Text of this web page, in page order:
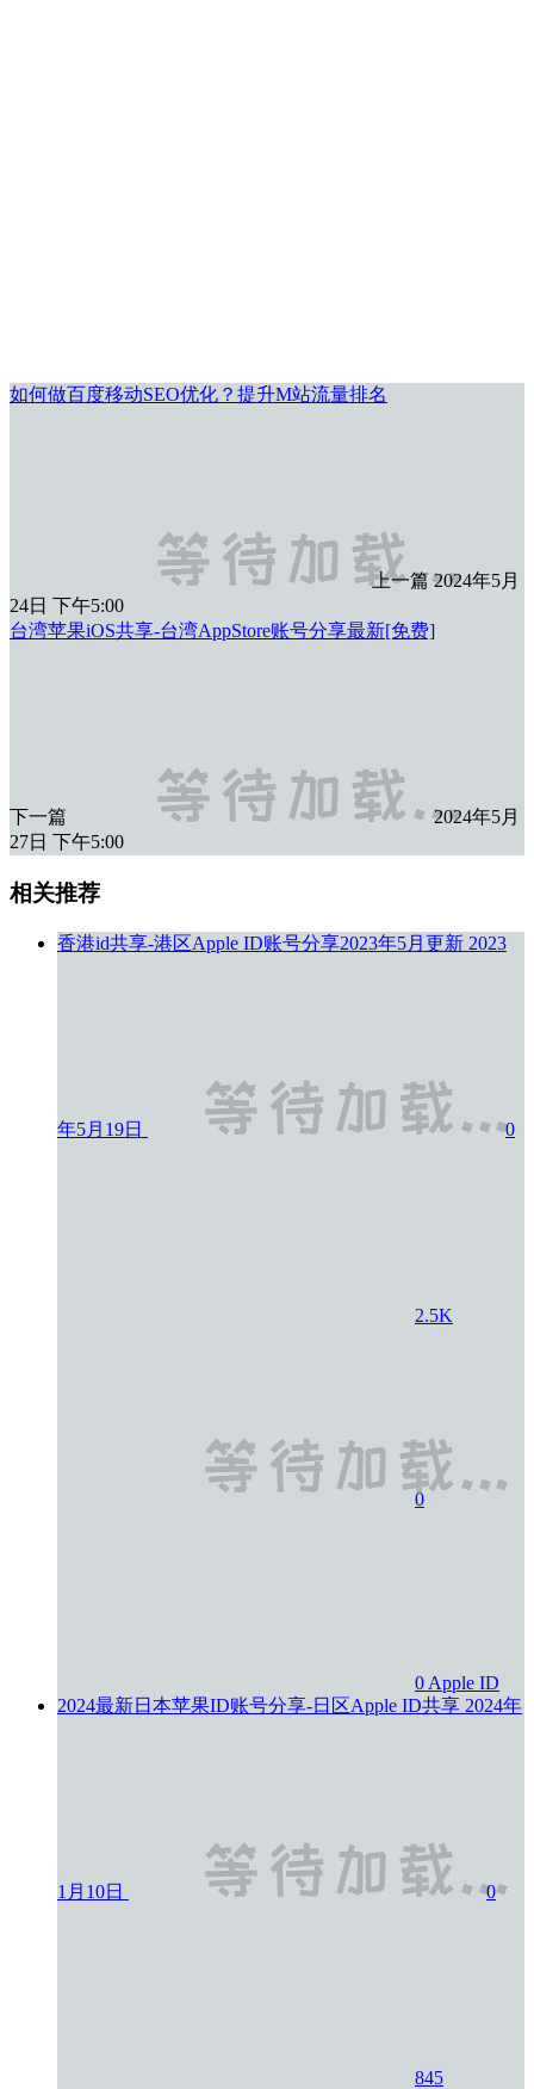
如何做百度移动SEO优化？提升M站流量排名
上一篇 2024年5月
24日 下午5:00
台湾苹果iOS共享-台湾AppStore账号分享最新[免费]
下一篇
2024年5月
27日 下午5:00
相关推荐
香港id共享-港区Apple ID账号分享2023年5月更新 2023
年5月19日 0
2.5K
0
0 Apple ID
2024最新日本苹果ID账号分享-日区Apple ID共享 2024年
1月10日 0
845